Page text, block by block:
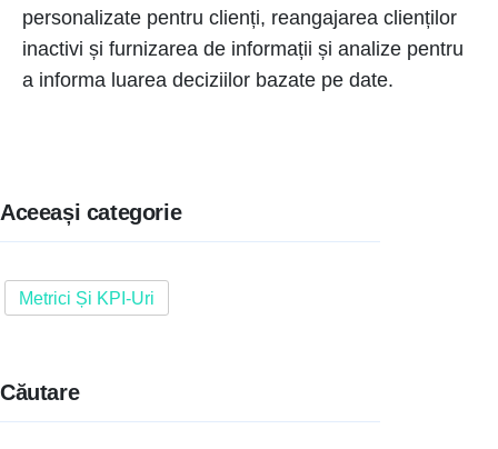
personalizate pentru clienți, reangajarea clienților
inactivi și furnizarea de informații și analize pentru
a informa luarea deciziilor bazate pe date.
Aceeași categorie
Metrici Și KPI-Uri
Căutare